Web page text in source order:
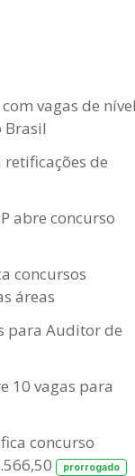
vagas de
Brasil
retificações de
abre concurso
concursos
áreas
para Auditor de
10 vagas para
concurso
prorrogado